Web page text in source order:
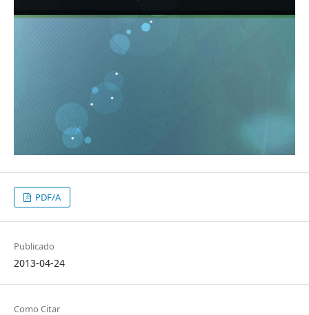
PDF/A
Publicado
2013-04-24
Como Citar